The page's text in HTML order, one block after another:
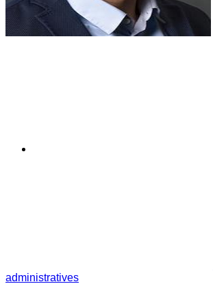
administratives